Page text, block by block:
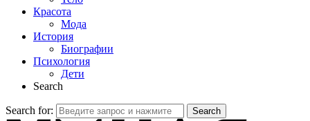
Красота
Мода
История
Биографии
Психология
Дети
Search
Search for: Search